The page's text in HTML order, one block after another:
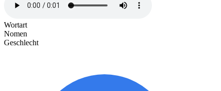
Wortart
Nomen
Geschlecht